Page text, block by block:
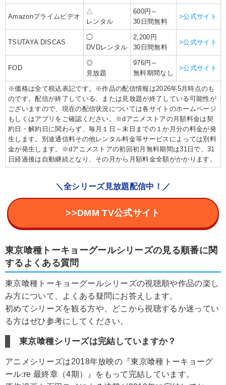
Amazonプライムビデオ
△
レンタル
600円～
30日間無料
>公式サイト
TSUTAYA DISCAS
◯
DVDレンタル
2,200円
30日間無料
>公式サイト
FOD
◎
見放題
976円～
無料期間なし
>公式サイト
※価格は全て税込表記です。※作品の配信情報は2026年5月時点のも
のです。配信が終了している、または見放題が終了している可能性が
ございますので、現在の配信状況については各サイトのホームページ
もしくはアプリをご確認ください。※dアニメストアの月額料金は契
約日・解約日に関わらず、毎月１日～末日までの１か月分の料金が発
生します。別途通信料その他レンタル料金等サービスによっては別料
金が発生します。※dアニメストアの初回初月無料期間は31日で、31
日経過後は自動継続となり、その月から月額料金全額がかかります。
＼全シリーズ見放題配信中！／
>>DMM TV公式サイト
東京喰種トーキョーグールシリーズの見る順番に関
するよくある質問
東京喰種トーキョーグールシリーズの視聴順や作品の楽し
み方について、よくある疑問にお答えします。
初めてシリーズを観る方や、どこから視聴するか迷ってい
る方はぜひ参考にしてください。
東京喰種シリーズは完結していますか？
アニメシリーズは2018年放映の『東京喰種トーキョーグ
ール:re 最終章（4期）』をもって完結しています。